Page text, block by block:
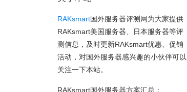
RAKsmart国外服务器评测网为大家提供
RAKsmart美国服务器、日本服务器等评
测信息，及时更新RAKsmart优惠、促销
活动，对国外服务器感兴趣的小伙伴可以
关注一下本站。
RAKsmart国外服务器方案汇总：